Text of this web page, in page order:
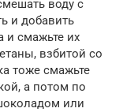
воду с
и добавить
и смажьте их
взбитой со
тоже смажьте
а потом по
или